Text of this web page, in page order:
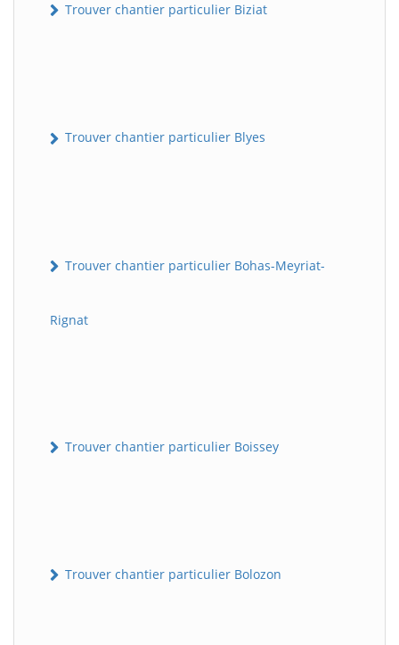
Trouver chantier particulier Biziat
Trouver chantier particulier Blyes
Trouver chantier particulier Bohas-Meyriat-
Rignat
Trouver chantier particulier Boissey
Trouver chantier particulier Bolozon